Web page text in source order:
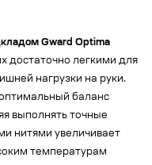
Gward Optima
достаточно легкими для
нагрузки на руки.
баланс
выполнять точные
нитями увеличивает
температурам